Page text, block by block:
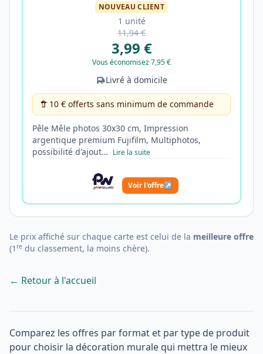
NOUVEAU CLIENT
1 unité
11,94 €
3,99 €
Vous économisez 7,95 €
Livré à domicile
10 € offerts sans minimum de commande
Pêle Mêle photos 30x30 cm, Impression
argentique premium Fujifilm, Multiphotos,
possibilité d'ajout… Lire la suite
Voir l'offre↗
Le prix affiché sur chaque carte est celui de la meilleure offre
(1 re du classement, la moins chère).
← Retour à l'accueil
Comparez les offres par format et par type de produit
pour choisir la décoration murale qui mettra le mieux